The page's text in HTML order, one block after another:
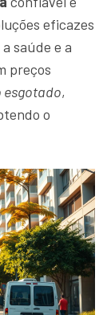
eficazes
saúde e a
preços
esgotado,
o